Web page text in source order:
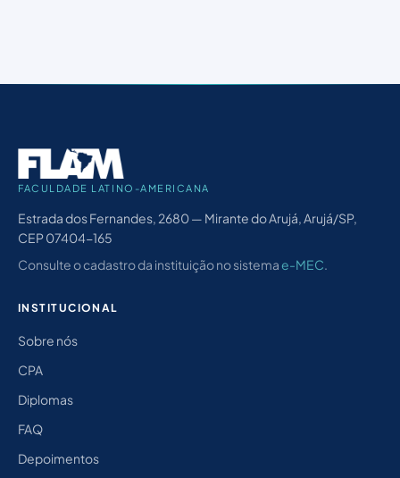
FACULDADE LATINO-AMERICANA
Estrada dos Fernandes, 2680 — Mirante do Arujá, Arujá/SP,
CEP 07404-165
Consulte o cadastro da instituição no sistemae-MEC
INSTITUCIONAL
Sobre nós
CPA
Diplomas
FAQ
Depoimentos